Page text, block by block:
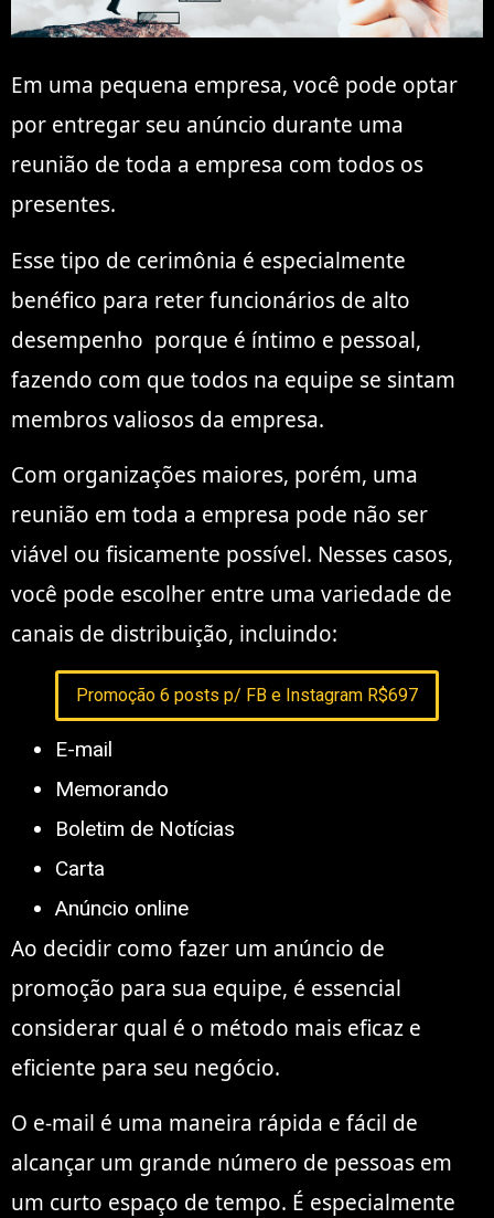
Em uma pequena empresa, você pode optar
por entregar seu anúncio durante uma
reunião de toda a empresa com todos os
presentes.
Esse tipo de cerimônia é especialmente
benéfico para reterfuncionários de alto
desempenho porque é íntimo e pessoal,
fazendo com que todos na equipe se sintam
membros valiosos da empresa.
Com organizações maiores, porém, uma
reunião em toda a empresa pode não ser
viável ou fisicamente possível. Nesses casos,
você pode escolher entre uma variedade de
canais de distribuição, incluindo:
Promoção 6 posts p/ FB e Instagram R$697
E-mail
Memorando
Boletim de Notícias
Carta
Anúncio online
Ao decidir como fazer um anúncio de
promoção para sua equipe, é essencial
considerar qual é o método mais eficaz e
eficiente para seu negócio.
O e-mail é uma maneira rápida e fácil de
alcançar um grande número de pessoas em
um curto espaço de tempo. É especialmente